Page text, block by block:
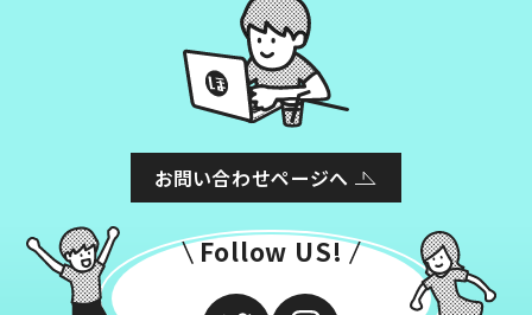
お問い合わせページへ
Follow US!